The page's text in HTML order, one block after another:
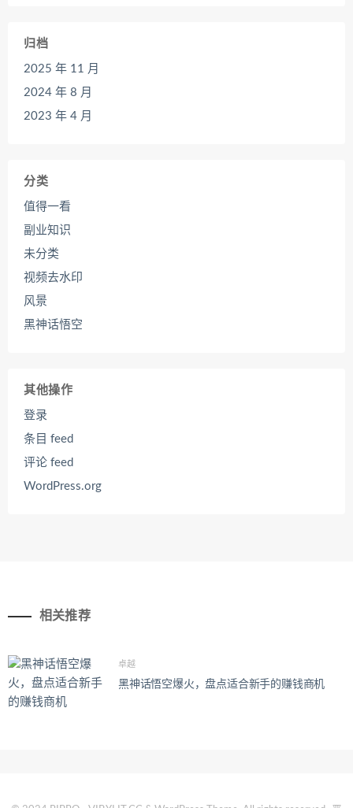
归档
2025 年 11 月
2024 年 8 月
2023 年 4 月
分类
值得一看
副业知识
未分类
视频去水印
风景
黑神话悟空
其他操作
登录
条目 feed
评论 feed
WordPress.org
相关推荐
卓越
黑神话悟空爆火，盘点适合新手的赚钱商机